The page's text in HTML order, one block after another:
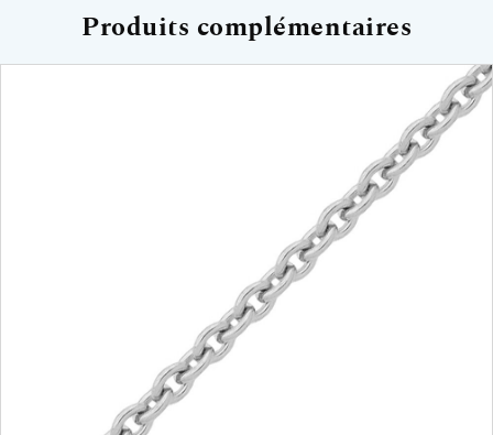
Produits complémentaires